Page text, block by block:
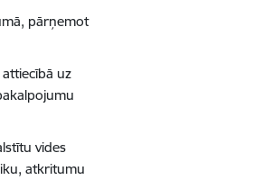
pārņemot
uz
vides
atkritumu